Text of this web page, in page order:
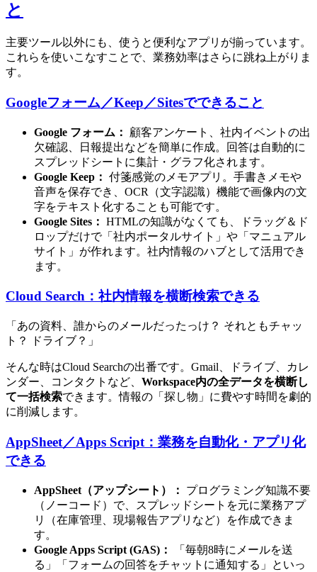
と
主要ツール以外にも、使うと便利なアプリが揃っています。
これらを使いこなすことで、業務効率はさらに跳ね上がりま
す。
Googleフォーム／Keep／Sitesでできること
Google フォーム：
顧客アンケート、社内イベントの出
欠確認、日報提出などを簡単に作成。回答は自動的に
スプレッドシートに集計・グラフ化されます。
Google Keep： 付箋感覚のメモアプリ。手書きメモや
音声を保存でき、OCR（文字認識）機能で画像内の文
字をテキスト化することも可能です。
Google Sites： HTMLの知識がなくても、ドラッグ＆ド
ロップだけで「社内ポータルサイト」や「マニュアル
サイト」が作れます。社内情報のハブとして活用でき
ます。
Cloud Search：社内情報を横断検索できる
「あの資料、誰からのメールだったっけ？ それともチャッ
ト？ ドライブ？」
そんな時はCloud Searchの出番です。Gmail、ドライブ、カレ
ンダー、コンタクトなど、 Workspace内の全データを横断し
て一括検索できます。情報の「探し物」に費やす時間を劇的
に削減します。
AppSheet／Apps Script：業務を自動化・アプリ化
できる
AppSheet（アップシート）：
プログラミング知識不要
（ノーコード）で、スプレッドシートを元に業務アプ
リ（在庫管理、現場報告アプリなど）を作成できま
す。
Google Apps Script (GAS)：
「毎朝8時にメールを送
る」「フォームの回答をチャットに通知する」といっ